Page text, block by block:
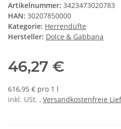
Artikelnummer: 3423473020783
HAN: 30207850000
Kategorie: Herrendüfte
Hersteller: Dolce & Gabbana
46,27 €
616,95 € pro 1 l
inkl. USt. , Versandkostenfreie